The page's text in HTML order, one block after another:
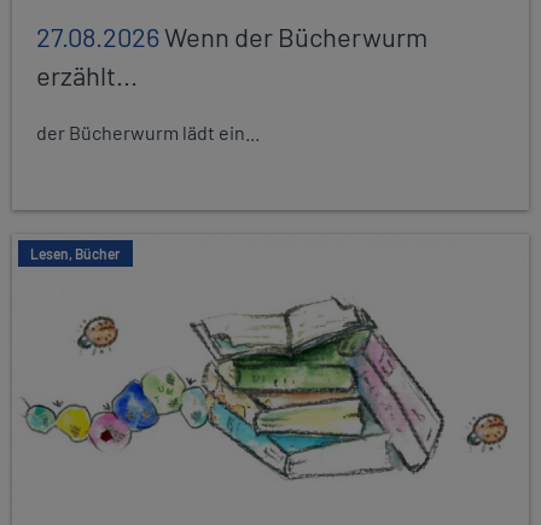
27.08.2026Wenn der Bücherwurm
erzählt...
der Bücherwurm lädt ein...
Lesen, Bücher